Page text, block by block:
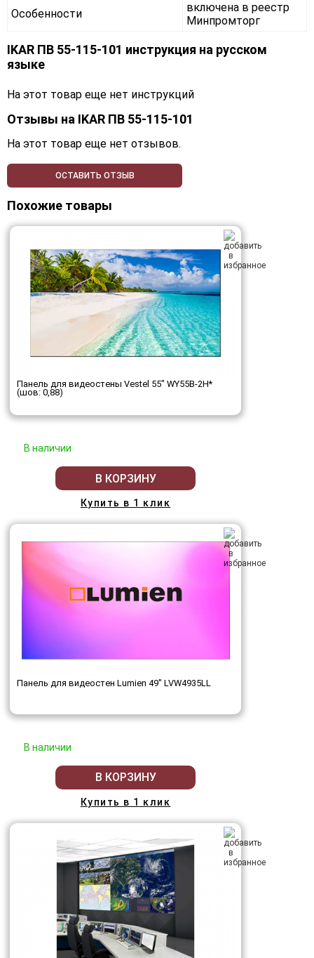
Особенности
включена в реестр
Минпромторг
IKAR ПВ 55-115-101 инструкция на русском
языке
На этот товар еще нет инструкций
Отзывы на IKAR ПВ 55-115-101
На этот товар еще нет отзывов.
ОСТАВИТЬ ОТЗЫВ
Похожие товары
Панель для видеостены Vestel 55" WY55B-2H*
(шов: 0,88)
В наличии
В КОРЗИНУ
Купить в 1 клик
Панель для видеостен Lumien 49" LVW4935LL
В наличии
В КОРЗИНУ
Купить в 1 клик